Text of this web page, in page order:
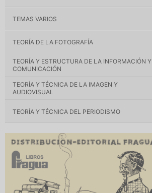
TEMAS VARIOS
TEORÍA DE LA FOTOGRAFÍA
TEORÍA Y ESTRUCTURA DE LA INFORMACIÓN Y
COMUNICACIÓN
TEORÍA Y TÉCNICA DE LA IMAGEN Y
AUDIOVISUAL
TEORÍA Y TÉCNICA DEL PERIODISMO